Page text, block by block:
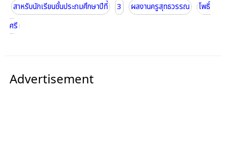
สาหรับนักเรียนชั้นประถมศึกษาปีที่
3 ผลงานครูสุทธวรรณ
โพธิ์
ศรี
Advertisement